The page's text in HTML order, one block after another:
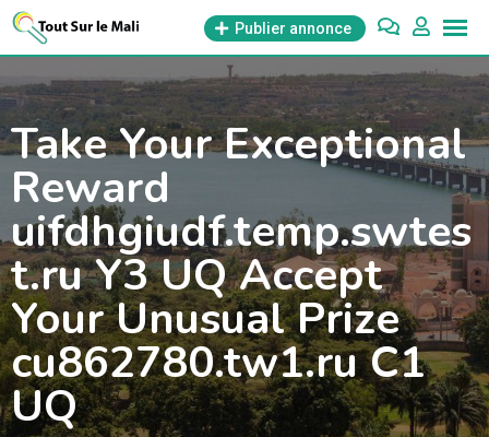
Aller
contenu
Publier annonce
Take Your Exceptional
Reward
uifdhgiudf.temp.swtes
t.ru Y3 UQ Accept
Your Unusual Prize
cu862780.tw1.ru C1
UQ